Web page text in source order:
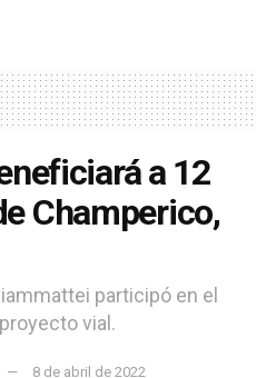
a 12
Champerico,
participó en el
vial.
8 de abril de 2022